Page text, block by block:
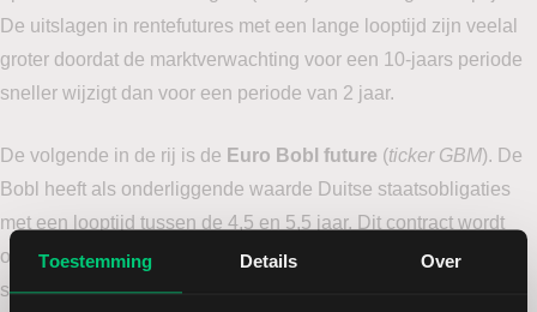
Toestemming Details Over
De uitslagen in rentefutures met een lange looptijd zijn veelal
groter doordat de marktverwachting voor een 10-jaars periode
sneller wijzigt dan voor een periode van 2 jaar.
De volgende in de rij is de Euro Bobl future (ticker GBM). De
Bobl heeft als onderliggende waarde Duitse staatsobligaties
met een looptijd tussen de 4,5 en 5,5 jaar. Dit contract wordt
ook voornamelijk door professionele partijen gehandeld in
spreads met de Schatz en de Bund. De contractspecificaties